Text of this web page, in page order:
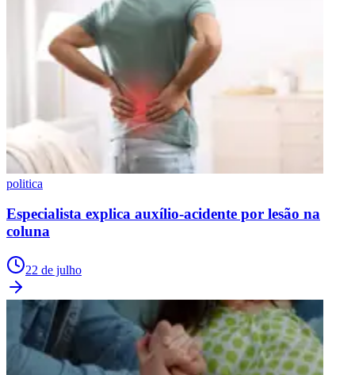
politica
Especialista explica auxílio-acidente por lesão na
coluna
22 de julho